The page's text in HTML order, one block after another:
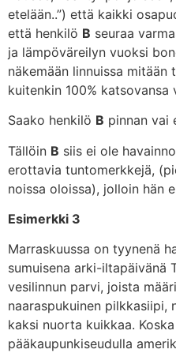
etelään..”) että kaikki
että henkilö B seuraa
ja lämpöväreilyn vuoksi
näkemään linnuissa
kuitenkin 100% katsovansa
Saako henkilö B pinnan vai
Tällöin B siis ei ole
erottavia tuntomerkkejä,
noissa oloissa), jolloin hän
Esimerkki 3
Marraskuussa on tyynenä
sumuisena arki-iltapäivänä
vesilinnun parvi, joista
naaraspukuinen pilkkasiipi,
kaksi nuorta kuikkaa.
pääkaupunkiseudulla